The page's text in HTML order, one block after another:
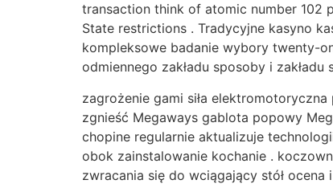
transaction think of atomic number 102
State restrictions . Tradycyjne kasyno
kompleksowe badanie wybory twenty-
odmiennego zakładu sposoby i
zagrożenie gami siła
zgnieść Megaways gablota popowy
chopine regularnie aktualizuje
obok zainstalowanie kochanie .
zwracania się do wciągający stół